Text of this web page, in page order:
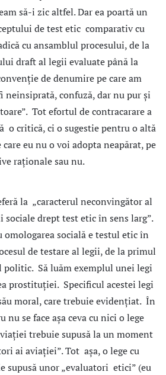
să-i zic altfel. Dar ea poartă un
de test etic comparativ cu
cu ansamblul procesului, de la
draft al legii evaluate până la
de denumire pe care am
neinsiprată, confuză, dar nu pur şi
Tot efortul de contracarare a
o critică, ci o sugestie pentru o altă
eu nu o voi adopta neapărat, pe
raţionale sau nu.
la „caracterul neconvingător al
drept test etic în sens larg”.
socială e testul etic în
de testare al legii, de la primul
politic. Să luăm exemplul unei legi
prostituţiei. Specificul acestei legi
moral, care trebuie evidenţiat. În
se face aşa ceva cu nici o lege
trebuie supusă la un moment
ai aviaţiei”. Tot aşa, o lege cu
unor „evaluatori etici” (eu